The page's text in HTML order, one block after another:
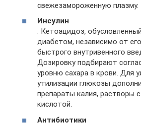
свежезамороженную плазму.
Инсулин
. Кетоацидоз,
диабетом, независимо от
быстрого внутривенного
Дозировку подбирают
уровню сахара в крови. Для
утилизации глюкозы
препараты калия, растворы
кислотой.
Антибиотики